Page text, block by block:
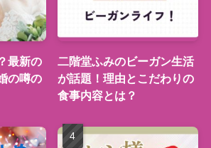
最新の
の噂の
二階堂ふみのビーガン生活
が話題！理由とこだわりの
食事内容とは？